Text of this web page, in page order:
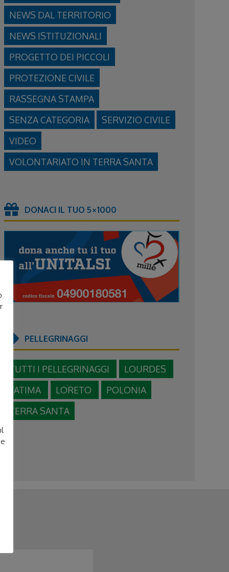
NEWS DAL TERRITORIO
NEWS ISTITUZIONALI
PROGETTO DEI PICCOLI
PROTEZIONE CIVILE
RASSEGNA STAMPA
SENZA CATEGORIA
SERVIZIO CIVILE
VIDEO
VOLONTARIATO IN TERRA SANTA
DONACI IL TUO 5×1000
PELLEGRINAGGI
TUTTI I PELLEGRINAGGI
LOURDES
FATIMA
LORETO
POLONIA
TERRA SANTA